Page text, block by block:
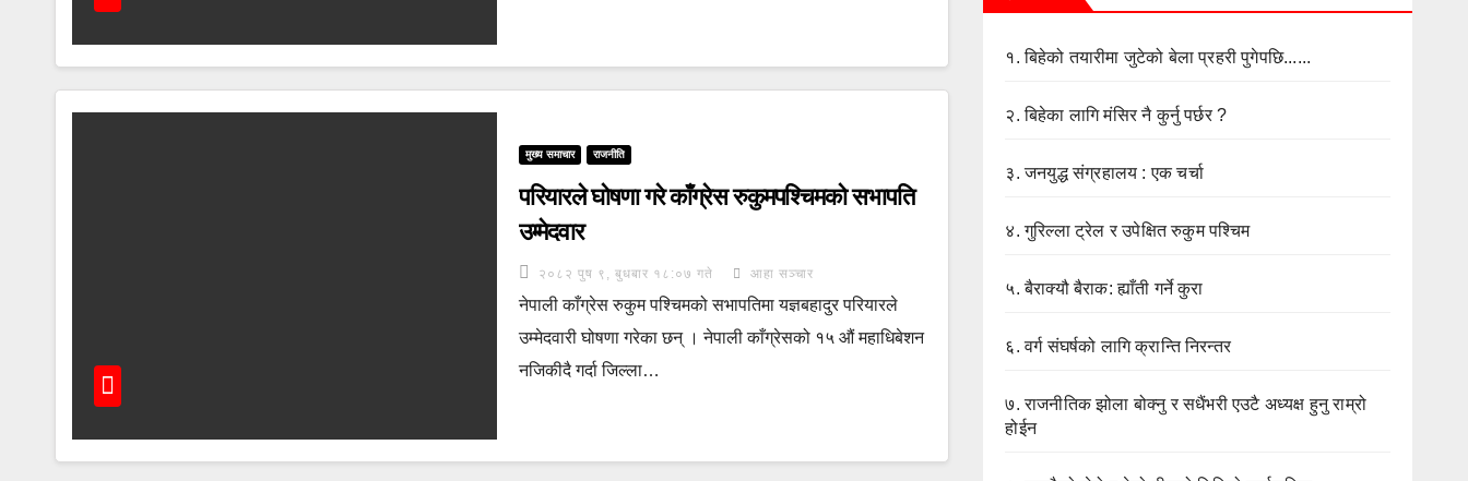
मुख्य समाचार राजनीति
परियारले घोषणा गरे काँग्रेस रुकुमपश्चिमको सभापति
उम्मेदवार
२०८२ पुष ९, बुधबार १८:०७ गते आहा सञ्चार
नेपाली काँग्रेस रुकुम पश्चिमको सभापतिमा यज्ञबहादुर परियारले
उम्मेदवारी घोषणा गरेका छन् । नेपाली काँग्रेसको १५ औं महाधिबेशन
नजिकीदै गर्दा जिल्ला…
१.बिहेको तयारीमा जुटेको बेला प्रहरी पुगेपछि......
२.बिहेका लागि मंसिर नै कुर्नु पर्छर ?
३.जनयुद्ध संग्रहालय : एक चर्चा
४.गुरिल्ला ट्रेल र उपेक्षित रुकुम पश्चिम
५.बैराक्यौ बैराक: ह्याँती गर्ने कुरा
६.वर्ग संघर्षको लागि क्रान्ति निरन्तर
७.राजनीतिक झोला बोक्नु र सधैंभरी एउटै अध्यक्ष हुनु राम्रो
होईन